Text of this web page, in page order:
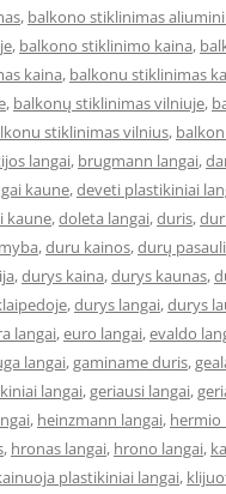
, balkono stiklinimas
, balkono stiklinimo kaina,
kaina, balkonu stiklinimas
, balkonų stiklinimas vilniuje,
stiklinimas vilnius,
langai, brugmann langai,
kaune,deveti plastikiniai
kaune,doleta langai,duris,
,duru kainos,durų
,durys kaina,durys kaunas,
,durys langai,durys
langai,euro langai,evaldo
langai,gaminame duris,
langai,geriausi langai,
, heinzmann langai, hermio
, hronas langai, hrono langai,
plastikiniai langai,